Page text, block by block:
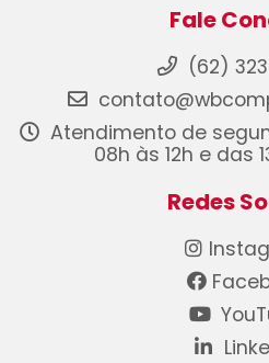
Fale
(62)
Atendimento de
08h às 12h e das
Redes